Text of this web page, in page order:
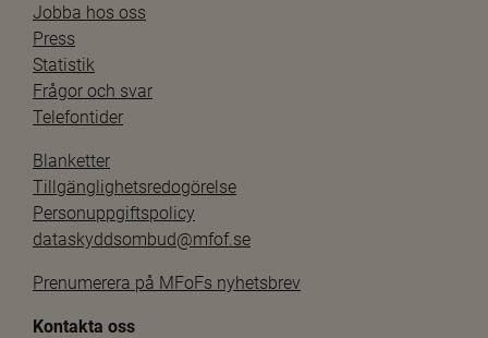
Jobba hos oss
Press
Statistik
Frågor och svar
Telefontider
Blanketter
Tillgänglighetsredogörelse
Personuppgiftspolicy
dataskyddsombud@mfof.se
Prenumerera på MFoFs nyhetsbrev
Kontakta oss